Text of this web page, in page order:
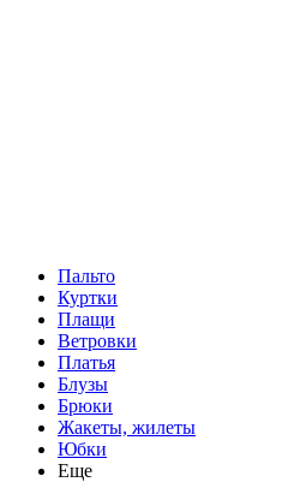
Пальто
Куртки
Плащи
Ветровки
Платья
Блузы
Брюки
Жакеты, жилеты
Юбки
Еще